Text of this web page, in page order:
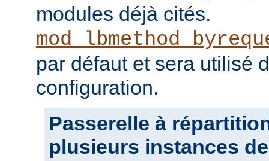
modules déjà cités.
par défaut et sera utilisé
configuration.
Passerelle à
plusieurs instances